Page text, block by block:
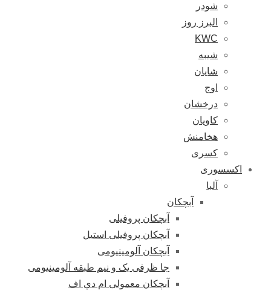
شودر
البرز روز
KWC
شیبه
شایان
اوج
درخشان
کاویان
هخامنش
کسری
اکسسوری
آلبا
آبچکان
آبچکان پروفیلی
آبچکان پروفیلی استیل
آبچکان آلومینیومی
جا ظرفی یک و نیم طبقه آلومینیومی
آبچکان معمولی ام دي اف